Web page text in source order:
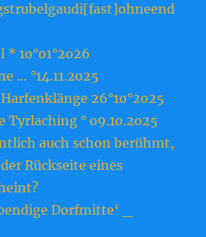
1o°o1°2o26
… °14.11.2o25
26°1o°2o25
Tyrlaching ° o9.1o.2o25
auch schon berühmt,
Rückseite eines
Dorfmitte‘ _